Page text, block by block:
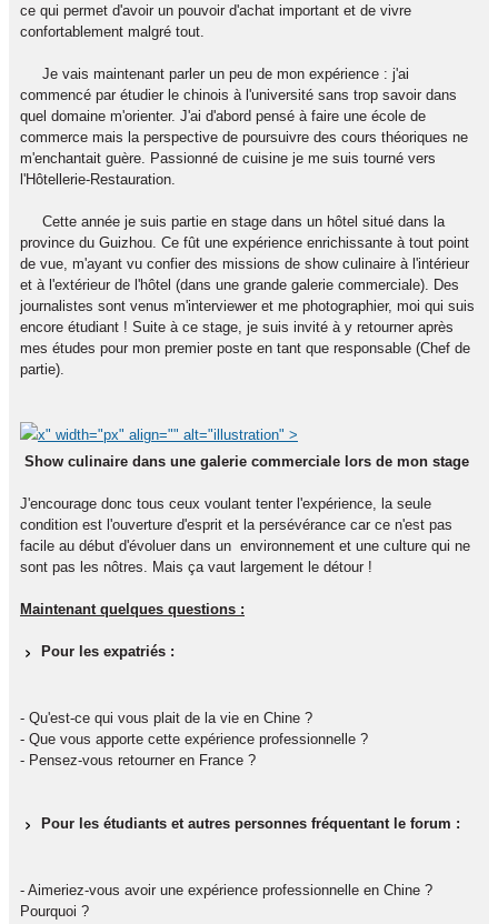
ce qui permet d'avoir un pouvoir d'achat important et de vivre
confortablement malgré tout.
Je vais maintenant parler un peu de mon expérience : j'ai
commencé par étudier le chinois à l'université sans trop savoir dans
quel domaine m'orienter. J'ai d'abord pensé à faire une école de
commerce mais la perspective de poursuivre des cours théoriques ne
m'enchantait guère. Passionné de cuisine je me suis tourné vers
l'Hôtellerie-Restauration.
Cette année je suis partie en stage dans un hôtel situé dans la
province du Guizhou. Ce fût une expérience enrichissante à tout point
de vue, m'ayant vu confier des missions de show culinaire à l'intérieur
et à l'extérieur de l'hôtel (dans une grande galerie commerciale). Des
journalistes sont venus m'interviewer et me photographier, moi qui suis
encore étudiant ! Suite à ce stage, je suis invité à y retourner après
mes études pour mon premier poste en tant que responsable (Chef de
partie).
x" width="px" align="" alt="illustration" >
Show culinaire dans une galerie commerciale lors de mon stage
J'encourage donc tous ceux voulant tenter l'expérience, la seule
condition est l'ouverture d'esprit et la persévérance car ce n'est pas
facile au début d'évoluer dans un environnement et une culture qui ne
sont pas les nôtres. Mais ça vaut largement le détour !
Maintenant quelques questions :
Pour les expatriés :
- Qu'est-ce qui vous plait de la vie en Chine ?
- Que vous apporte cette expérience professionnelle ?
- Pensez-vous retourner en France ?
Pour les étudiants et autres personnes fréquentant le forum :
- Aimeriez-vous avoir une expérience professionnelle en Chine ?
Pourquoi ?